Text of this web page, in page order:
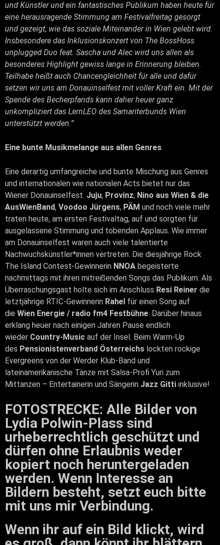
und Künstler und ein fantastisches Publikum haben heute für
eine herausragende Stimmung am Festivalfreitag gesorgt
und gezeigt, wie das soziale Miteinander in Wien gelebt wird.
Insbesondere das Inklusionskonzert von The BossHoss
unplugged Duo feat. Sascha und Alec wird uns allen als
besonderes Highlight gewiss lange in Erinnerung bleiben.
Teilhabe heißt auch Chancengleichheit für alle und dafür
setzen wir uns am Donauinselfest mit voller Kraft ein. Mit der
Spende des Becherpfands kann daher heuer ganz
unkompliziert das LernLEO des Samariterbunds Wien
unterstützt werden.”
Eine bunte Musikmelange aus allen Genres
Eine derartig umfangreiche und bunte Mischung aus Genres
und internationalen wie nationalen Acts bietet nur das
Wiener Donauinselfest. Juju, Provinz, Nino aus Wien & die
AusWienBand, Voodoo Jürgens, PÄM und noch viele mehr
traten heute, am ersten Festivaltag, auf und sorgten für
ausgelassene Stimmung und tobenden Applaus. Wie immer
am Donauinselfest waren auch viele talentierte
Nachwuchskünstler*innen vertreten: Die diesjährige Rock
The Island Contest-Gewinnerin NNOA begeisterte
nachmittags mit ihren mitreißenden Songs das Publikum. Als
Überraschungsgast holte sich im Anschluss Resi Reiner die
letztjährige RTIC-Gewinnerin Rahel für einen Song auf
die Wien Energie / radio fm4 Festbühne. Darüber hinaus
erklang heuer nach einigen Jahren Pause endlich
wieder Country-Music auf der Insel. Beim Warm-Up
des Pensionistenverband Österreichs lockten rockige
Evergreens von der Werder Klub-Band und
lateinamerikanische Tänze mit Salsa-Profi Yuri zum
Mittanzen – Entertainerin und Sängerin Jazz Gitti inklusive!
FOTOSTRECKE: Alle Bilder von
Lydia Polwin-Plass sind
urheberrechtlich geschützt und
dürfen ohne Erlaubnis weder
kopiert noch heruntergeladen
werden. Wenn Interesse an
Bildern besteht, setzt euch bitte
mit uns mir Verbindung.
Wenn ihr auf ein Bild klickt, wird